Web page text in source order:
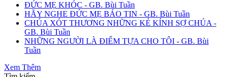
ĐỨC MẸ KHÓC - GB. Bùi Tuần
HÃY NGHE ĐỨC MẸ BÁO TIN - GB. Bùi Tuần
CHÚA XÓT THƯƠNG NHỮNG KẺ KÍNH SỢ CHÚA -
GB. Bùi Tuần
NHỮNG NGƯỜI LÀ ĐIỂM TỰA CHO TÔI - GB. Bùi
Tuần
Xem Thêm